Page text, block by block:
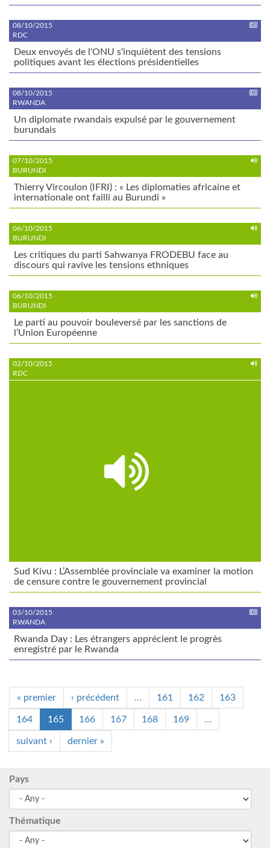
08/10/2015
RDC
Deux envoyés de l'ONU s'inquiètent des tensions
politiques avant les élections présidentielles
08/10/2015
RWANDA
Un diplomate rwandais expulsé par le gouvernement
burundais
07/10/2015
BURUNDI
Thierry Vircoulon (IFRI) : « Les diplomaties africaine et
internationale ont failli au Burundi »
06/10/2015
BURUNDI
Les critiques du parti Sahwanya FRODEBU face au
discours qui ravive les tensions ethniques
06/10/2015
BURUNDI
Le parti au pouvoir bouleversé par les sanctions de
l’Union Européenne
02/10/2015
RDC
Sud Kivu : L’Assemblée provinciale va examiner la motion
de censure contre le gouvernement provincial
03/10/2015
RWANDA
Rwanda Day : Les étrangers apprécient le progrès
enregistré par le Rwanda
« premier ‹ précédent … 161 162 163
164 165 166 167 168 169 …
suivant › dernier »
Pays
Thématique